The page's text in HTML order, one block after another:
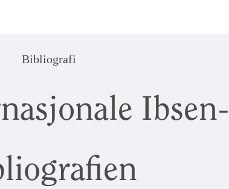
Bibliografi
Ibsen-